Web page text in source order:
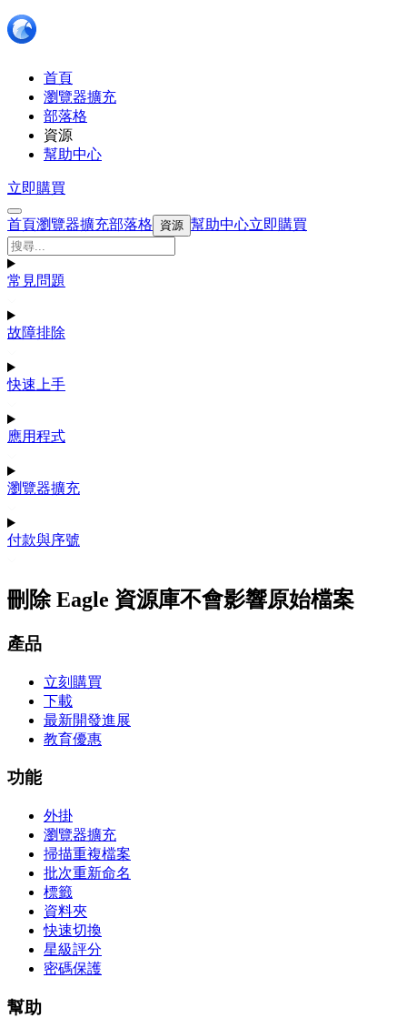
首頁
瀏覽器擴充
部落格
資源
幫助中心
立即購買
首頁瀏覽器擴充部落格 資源 幫助中心立即購買
常見問題
故障排除
快速上手
應用程式
瀏覽器擴充
付款與序號
刪除 Eagle 資源庫不會影響原始檔案
產品
立刻購買
下載
最新開發進展
教育優惠
功能
外掛
瀏覽器擴充
掃描重複檔案
批次重新命名
標籤
資料夾
快速切換
星級評分
密碼保護
幫助